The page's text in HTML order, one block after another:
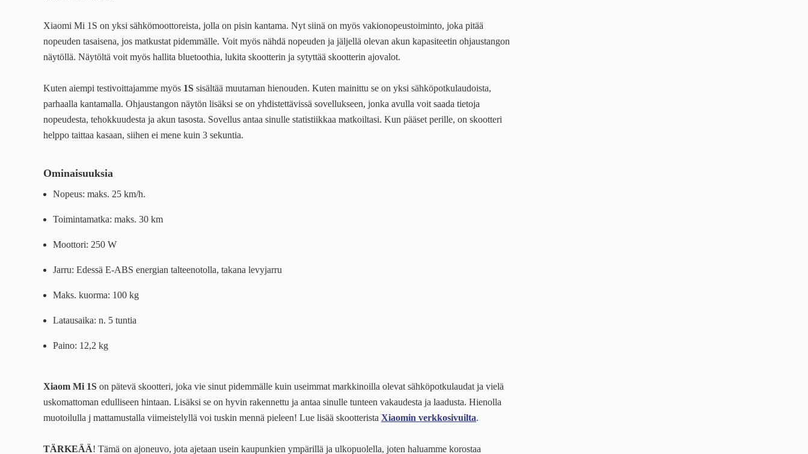
Xiaomi Mi 1S on yksi sähkömoottoreista, jolla on pisin kantama. Nyt siinä on myös vakionopeustoiminto, joka pitää
nopeuden tasaisena, jos matkustat pidemmälle. Voit myös nähdä nopeuden ja jäljellä olevan akun kapasiteetin ohjaustangon
näytöllä. Näytöltä voit myös hallita bluetoothia, lukita skootterin ja sytyttää skootterin ajovalot.
Kuten aiempi testivoittajamme myös 1S sisältää muutaman hienouden. Kuten mainittu se on yksi sähköpotkulaudoista,
parhaalla kantamalla. Ohjaustangon näytön lisäksi se on yhdistettävissä sovellukseen, jonka avulla voit saada tietoja
nopeudesta, tehokkuudesta ja akun tasosta. Sovellus antaa sinulle statistiikkaa matkoiltasi. Kun pääset perille, on skootteri
helppo taittaa kasaan, siihen ei mene kuin 3 sekuntia.
Ominaisuuksia
Nopeus: maks. 25 km/h.
Toimintamatka: maks. 30 km
Moottori: 250 W
Jarru: Edessä E-ABS energian talteenotolla, takana levyjarru
Maks. kuorma: 100 kg
Latausaika: n. 5 tuntia
Paino: 12,2 kg
Xiaom Mi 1S on pätevä skootteri, joka vie sinut pidemmälle kuin useimmat markkinoilla olevat sähköpotkulaudat ja vielä
uskomattoman edulliseen hintaan. Lisäksi se on hyvin rakennettu ja antaa sinulle tunteen vakaudesta ja laadusta. Hienolla
muotoilulla j mattamustalla viimeistelyllä voi tuskin mennä pieleen! Lue lisää skootterista Xiaomin verkkosivuilta.
TÄRKEÄÄ! Tämä on ajoneuvo, jota ajetaan usein kaupunkien ympärillä ja ulkopuolella, joten haluamme korostaa